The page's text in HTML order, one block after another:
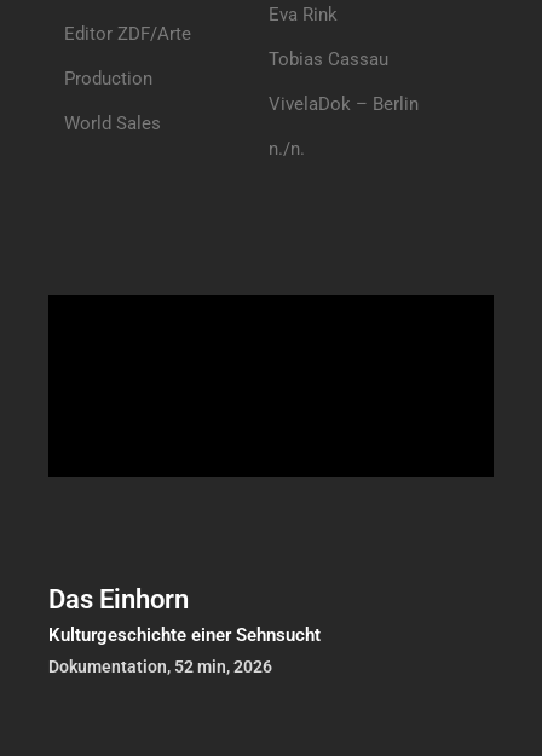
Editor ZDF/Arte
Production
World Sales
Eva Rink
Tobias Cassau
VivelaDok – Berlin
n./n.
Das Einhorn
Kulturgeschichte einer Sehnsucht
Dokumentation, 52 min, 2026